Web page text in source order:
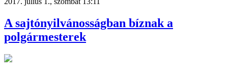
A sajtónyilvánosságban bíznak a
polgármesterek